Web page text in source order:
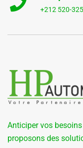
+212 520-
Anticiper vos
proposons des